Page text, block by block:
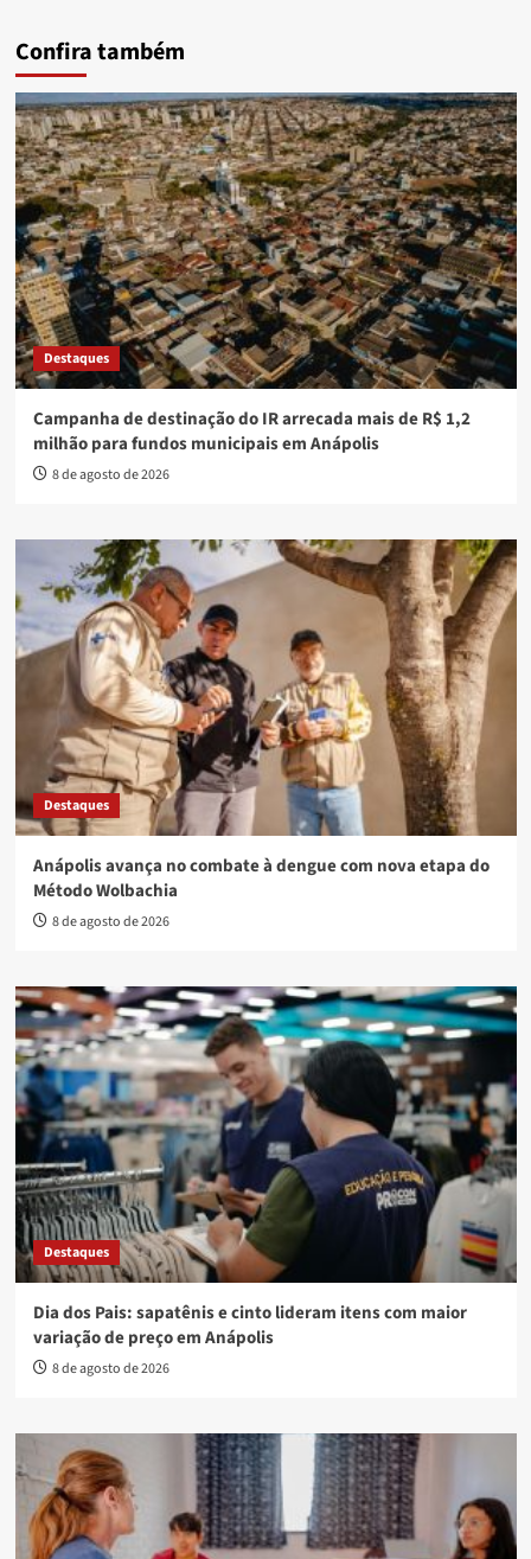
Confira também
Destaques
Campanha de destinação do IR arrecada mais de R$ 1,2
milhão para fundos municipais em Anápolis
8 de agosto de 2026
Destaques
Anápolis avança no combate à dengue com nova etapa do
Método Wolbachia
8 de agosto de 2026
Destaques
Dia dos Pais: sapatênis e cinto lideram itens com maior
variação de preço em Anápolis
8 de agosto de 2026